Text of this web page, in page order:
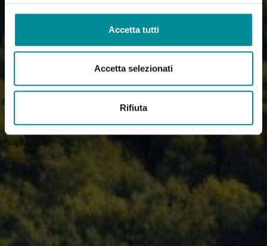
Accetta tutti
Accetta selezionati
Rifiuta